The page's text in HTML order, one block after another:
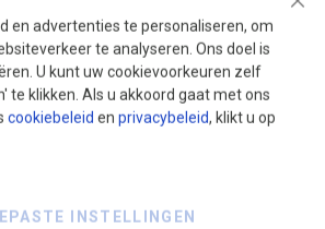
en advertenties te personaliseren, om
te analyseren. Ons doel is
U kunt uw cookievoorkeuren zelf
te klikken. Als u akkoord gaat met ons
cookiebeleid en privacybeleid, klikt u op
INSTELLINGEN
Prijs per stuk
€